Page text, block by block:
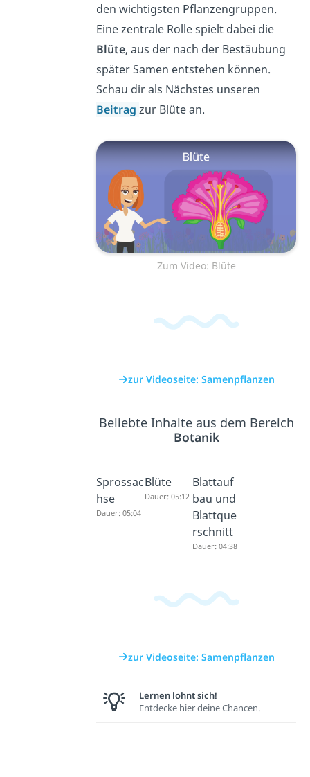
den wichtigsten Pflanzengruppen.
Eine zentrale Rolle spielt dabei die
Blüte, aus der nach der Bestäubung
später Samen entstehen können.
Schau dir als Nächstes unseren
Beitragzur Blüte an.
Zum Video: Blüte
zur Videoseite: Samenpflanzen
Beliebte Inhalte aus dem Bereich
Botanik
Sprossac
hse
Dauer: 05:04
Blüte
Dauer: 05:12
Blattauf
bau und
Blattque
rschnitt
Dauer: 04:38
zur Videoseite: Samenpflanzen
Lernen lohnt sich!
Entdecke hier deine Chancen.